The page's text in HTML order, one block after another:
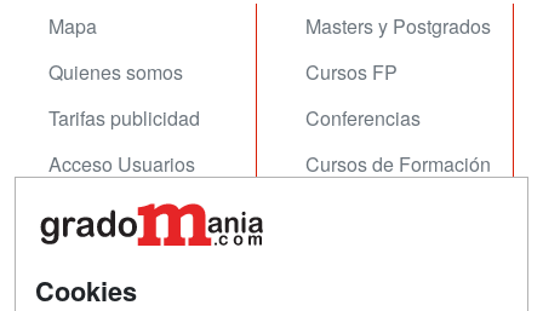
Mapa
Quienes somos
Tarifas publicidad
Acceso Usuarios
Acceso Centros
Masters y Postgrados
Cursos FP
Conferencias
Cursos de Formación
Contactar
Cookies